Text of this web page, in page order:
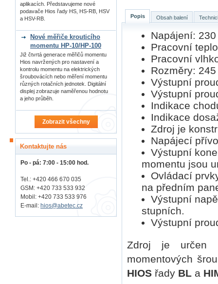
Popis Obsah balení
Napájení:
Pracovní
Pracovní
Rozměry:
Výstupní
Výstupní
Indikace
Indikace
Zdroj je
Napájecí
Výstupní
momentu jsou
Ovládací
na předním
Výstupní
stupních.
Výstupní
Zdroj je určen
momentových
HIOS řady BL a
aplikacích. Představujeme nové
podavače Hios řady HS, HS-RB, HSV
a HSV-RB.
Nové měřiče krouticího
momentu HP-10/HP-100
Již čtvrtá generace měřičů momentu
Hios navržených pro nastavení a
kontrolu momentu na elektrických
šroubovácích nebo měření momentu
různých rotačních jednotek. Digitální
displej zobrazuje naměřenou hodnotu
a jeho průběh.
Zobrazit všechny
Kontaktujte nás
Po - pá: 7:00 - 15:00 hod.
Tel.: +420 466 670 035
GSM: +420 733 533 932
Mobil: +420 733 533 976
E-mail: hios@abetec.cz